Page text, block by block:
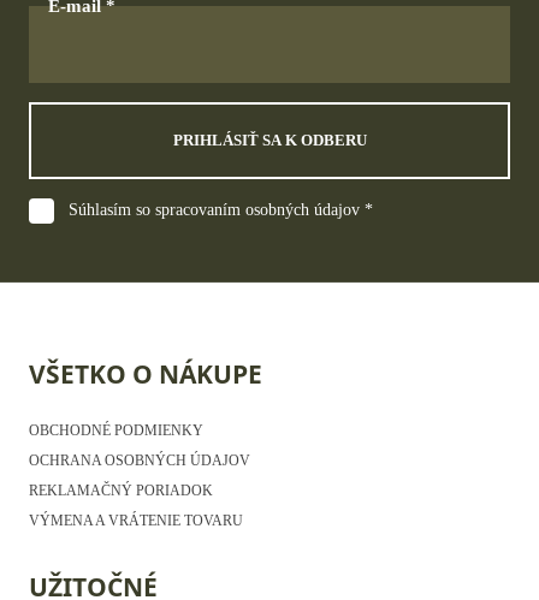
E-mail
PRIHLÁSIŤ SA K ODBERU
Súhlasím so spracovaním osobných údajov *
VŠETKO O NÁKUPE
OBCHODNÉ PODMIENKY
OCHRANA OSOBNÝCH ÚDAJOV
REKLAMAČNÝ PORIADOK
VÝMENA A VRÁTENIE TOVARU
UŽITOČNÉ